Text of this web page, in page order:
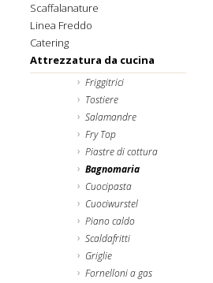
Scaffalanature
Linea Freddo
Catering
Attrezzatura da cucina
Friggitrici
Tostiere
Salamandre
Fry Top
Piastre di cottura
Bagnomaria
Cuocipasta
Cuociwurstel
Piano caldo
Scaldafritti
Griglie
Fornelloni a gas